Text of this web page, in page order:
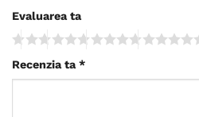
Evaluarea ta
Recenzia ta*